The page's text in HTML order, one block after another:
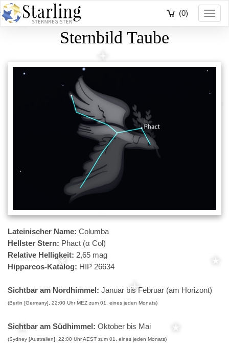
(0)
Sternbild Taube
Lateinischer Name: Columba
Hellster Stern: Phact (α Col)
Relative Helligkeit: 2,65 mag
Hipparcos-Katalog: HIP 26634
Sichtbar am Nordhimmel: Januar bis Februar (am Horizont)
(Berlin [Germany], 22:00 Uhr MEZ zum 01. eines jeden Monats)
Sichtbar am Südhimmel: Oktober bis Mai
(Sydney [Australien], 22:00 Uhr AEST zum 01. eines jeden Monats)